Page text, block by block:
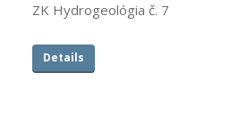
ZK Hydrogeológia č. 7
Details